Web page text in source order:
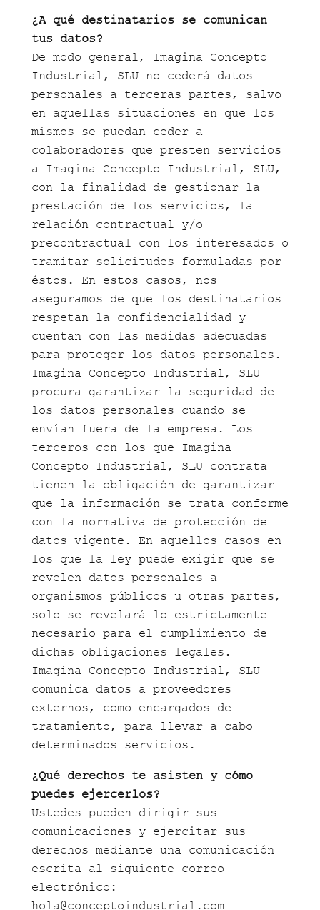
¿A qué destinatarios se comunican
tus datos?
De modo general, Imagina Concepto
Industrial, SLU no cederá datos
personales a terceras partes, salvo
en aquellas situaciones en que los
mismos se puedan ceder a
colaboradores que presten servicios
a Imagina Concepto Industrial, SLU,
con la finalidad de gestionar la
prestación de los servicios, la
relación contractual y/o
precontractual con los interesados o
tramitar solicitudes formuladas por
éstos. En estos casos, nos
aseguramos de que los destinatarios
respetan la confidencialidad y
cuentan con las medidas adecuadas
para proteger los datos personales.
Imagina Concepto Industrial, SLU
procura garantizar la seguridad de
los datos personales cuando se
envían fuera de la empresa. Los
terceros con los que Imagina
Concepto Industrial, SLU contrata
tienen la obligación de garantizar
que la información se trata conforme
con la normativa de protección de
datos vigente. En aquellos casos en
los que la ley puede exigir que se
revelen datos personales a
organismos públicos u otras partes,
solo se revelará lo estrictamente
necesario para el cumplimiento de
dichas obligaciones legales.
Imagina Concepto Industrial, SLU
comunica datos a proveedores
externos, como encargados de
tratamiento, para llevar a cabo
determinados servicios.
¿Qué derechos te asisten y cómo
puedes ejercerlos?
Ustedes pueden dirigir sus
comunicaciones y ejercitar sus
derechos mediante una comunicación
escrita al siguiente correo
electrónico:
hola@conceptoindustrial.com